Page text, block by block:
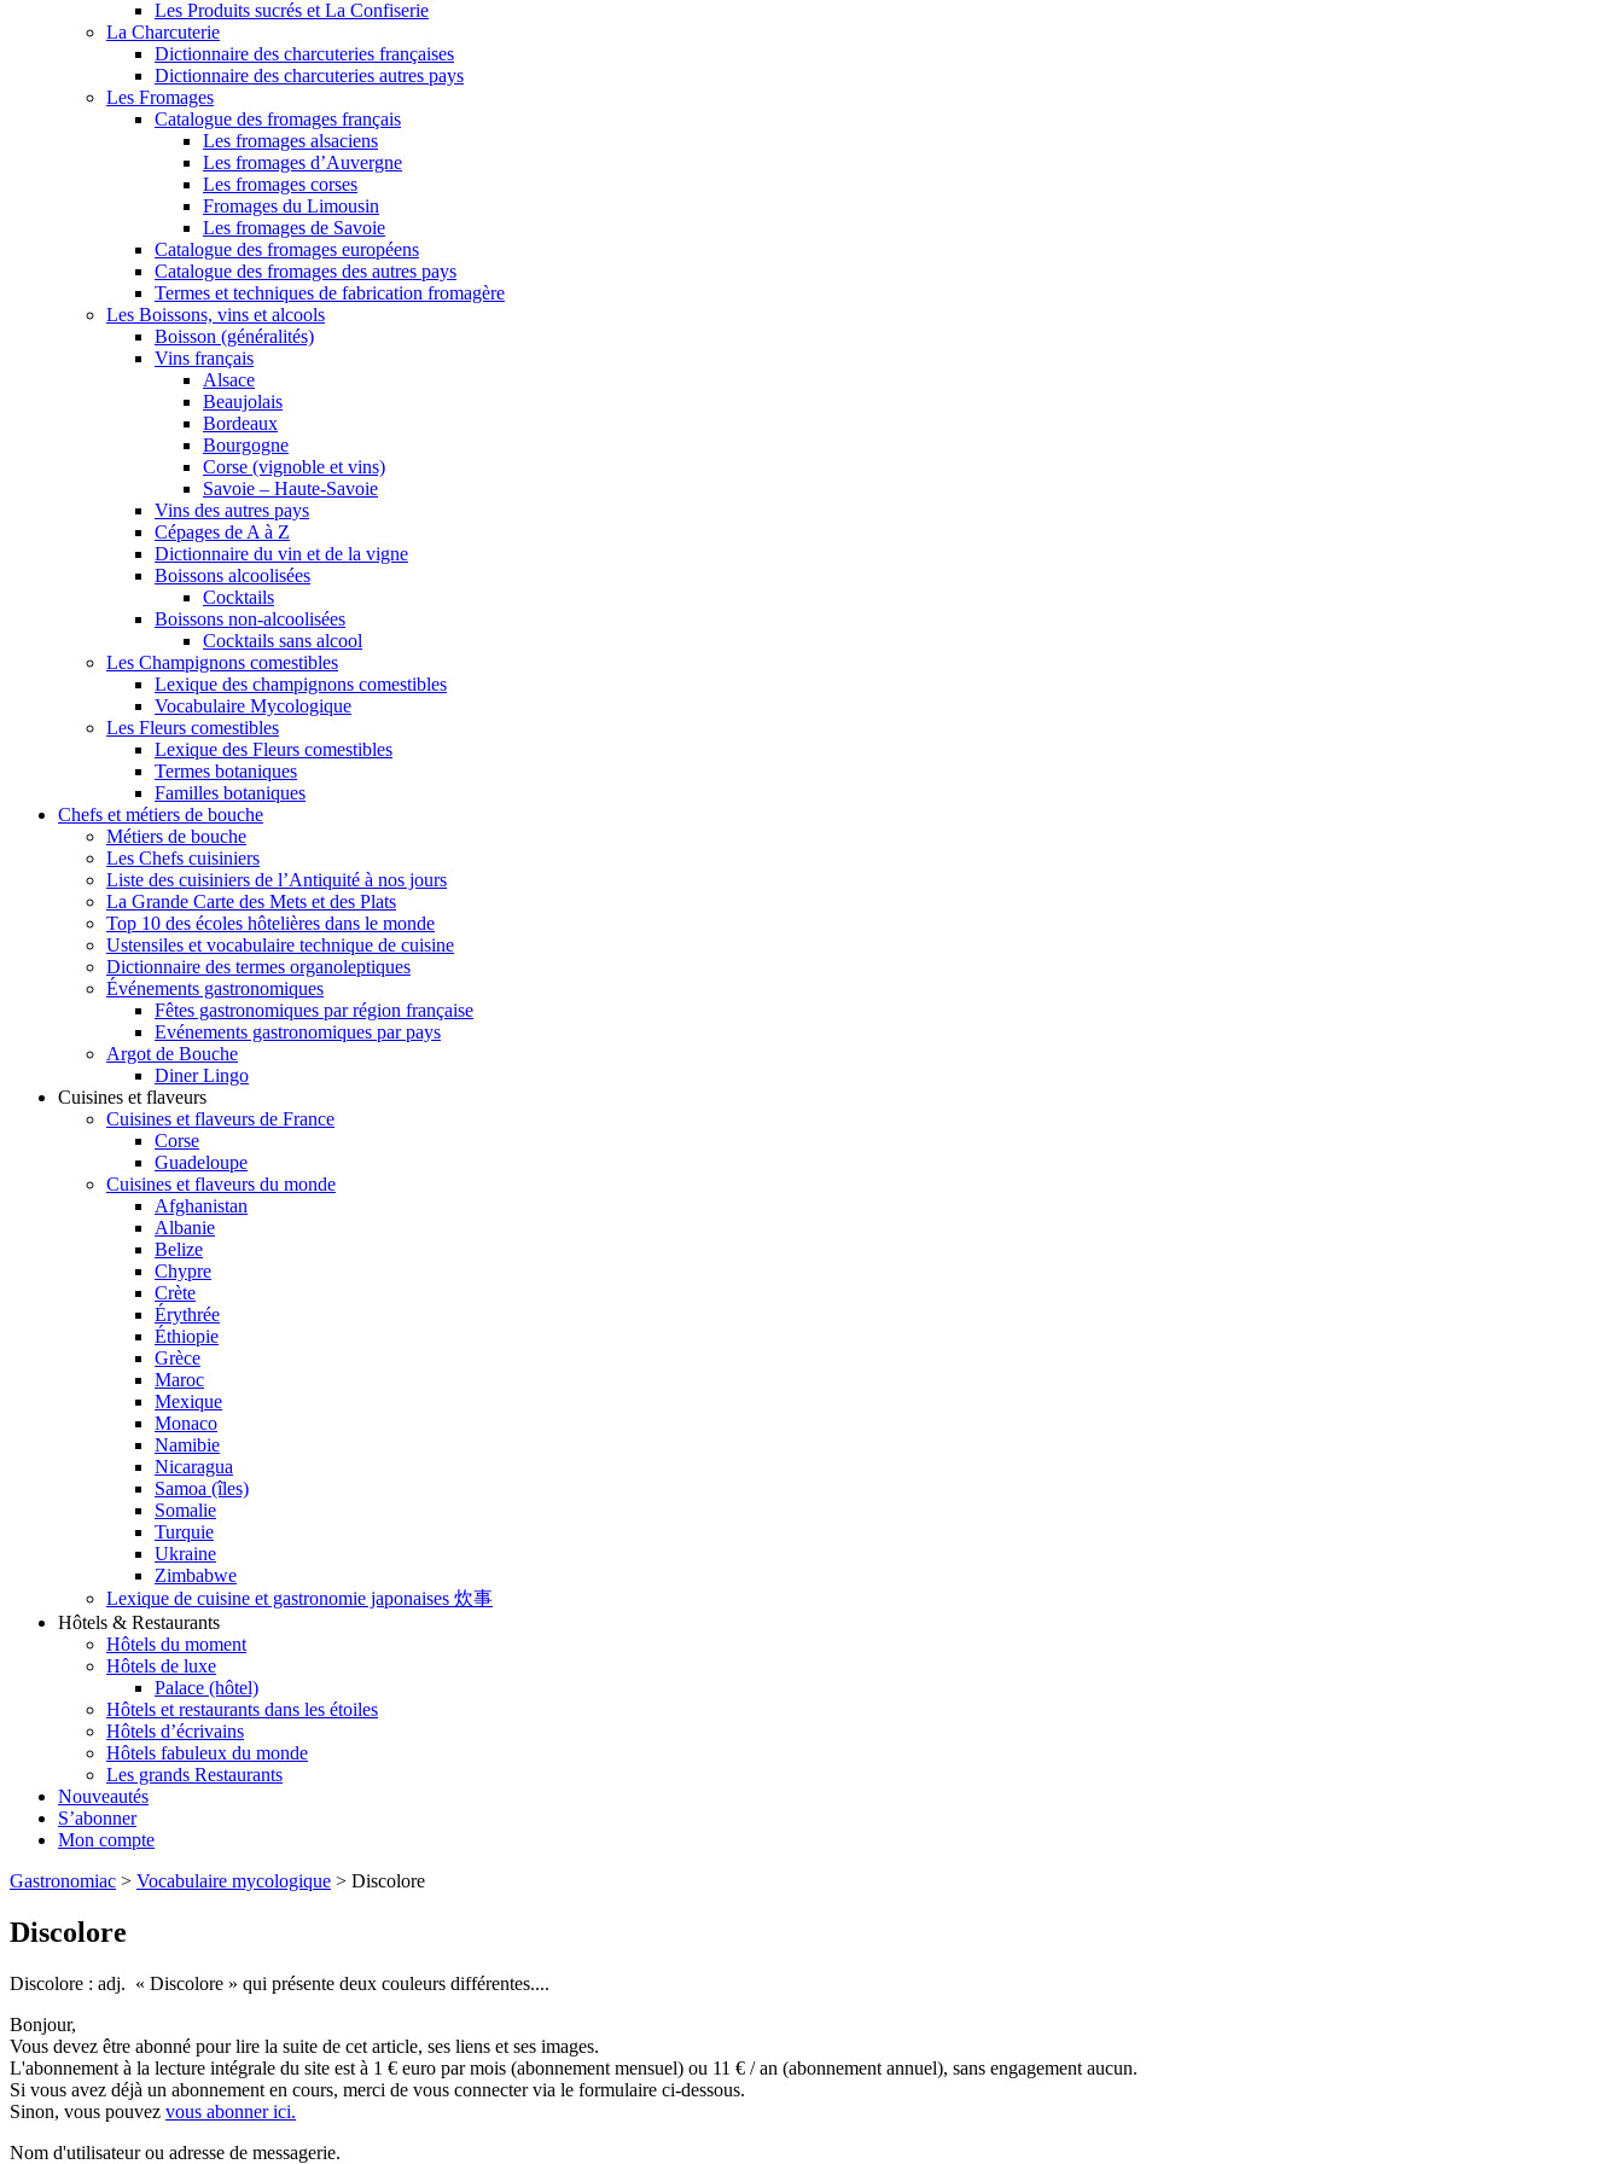
Les Produits sucrés et La Confiserie
La Charcuterie
Dictionnaire des charcuteries françaises
Dictionnaire des charcuteries autres pays
Les Fromages
Catalogue des fromages français
Les fromages alsaciens
Les fromages d’Auvergne
Les fromages corses
Fromages du Limousin
Les fromages de Savoie
Catalogue des fromages européens
Catalogue des fromages des autres pays
Termes et techniques de fabrication fromagère
Les Boissons, vins et alcools
Boisson (généralités)
Vins français
Alsace
Beaujolais
Bordeaux
Bourgogne
Corse (vignoble et vins)
Savoie – Haute-Savoie
Vins des autres pays
Cépages de A à Z
Dictionnaire du vin et de la vigne
Boissons alcoolisées
Cocktails
Boissons non-alcoolisées
Cocktails sans alcool
Les Champignons comestibles
Lexique des champignons comestibles
Vocabulaire Mycologique
Les Fleurs comestibles
Lexique des Fleurs comestibles
Termes botaniques
Familles botaniques
Chefs et métiers de bouche
Métiers de bouche
Les Chefs cuisiniers
Liste des cuisiniers de l’Antiquité à nos jours
La Grande Carte des Mets et des Plats
Top 10 des écoles hôtelières dans le monde
Ustensiles et vocabulaire technique de cuisine
Dictionnaire des termes organoleptiques
Événements gastronomiques
Fêtes gastronomiques par région française
Evénements gastronomiques par pays
Argot de Bouche
Diner Lingo
Cuisines et flaveurs
Cuisines et flaveurs de France
Corse
Guadeloupe
Cuisines et flaveurs du monde
Afghanistan
Albanie
Belize
Chypre
Crète
Érythrée
Éthiopie
Grèce
Maroc
Mexique
Monaco
Namibie
Nicaragua
Samoa (îles)
Somalie
Turquie
Ukraine
Zimbabwe
Lexique de cuisine et gastronomie japonaises 炊事
Hôtels & Restaurants
Hôtels du moment
Hôtels de luxe
Palace (hôtel)
Hôtels et restaurants dans les étoiles
Hôtels d’écrivains
Hôtels fabuleux du monde
Les grands Restaurants
Nouveautés
S’abonner
Mon compte
Gastronomiac > Vocabulaire mycologique > Discolore
Discolore
Discolore : adj. « Discolore » qui présente deux couleurs différentes....
Bonjour,
Vous devez être abonné pour lire la suite de cet article, ses liens et ses images.
L'abonnement à la lecture intégrale du site est à 1 € euro par mois (abonnement mensuel) ou 11 € / an (abonnement annuel), sans engagement aucun.
Si vous avez déjà un abonnement en cours, merci de vous connecter via le formulaire ci-dessous.
Sinon, vous pouvez vous abonner ici.
Nom d'utilisateur ou adresse de messagerie.